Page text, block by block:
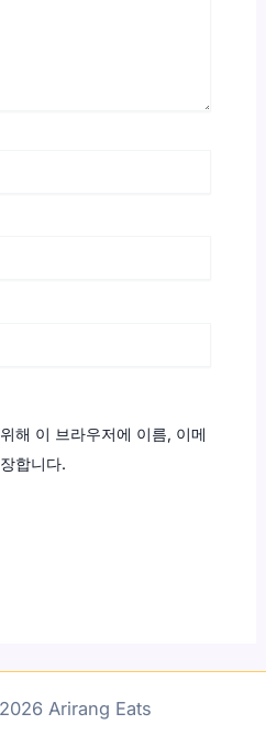
해 이 브라우저에 이름, 이메
합니다.
Arirang Eats